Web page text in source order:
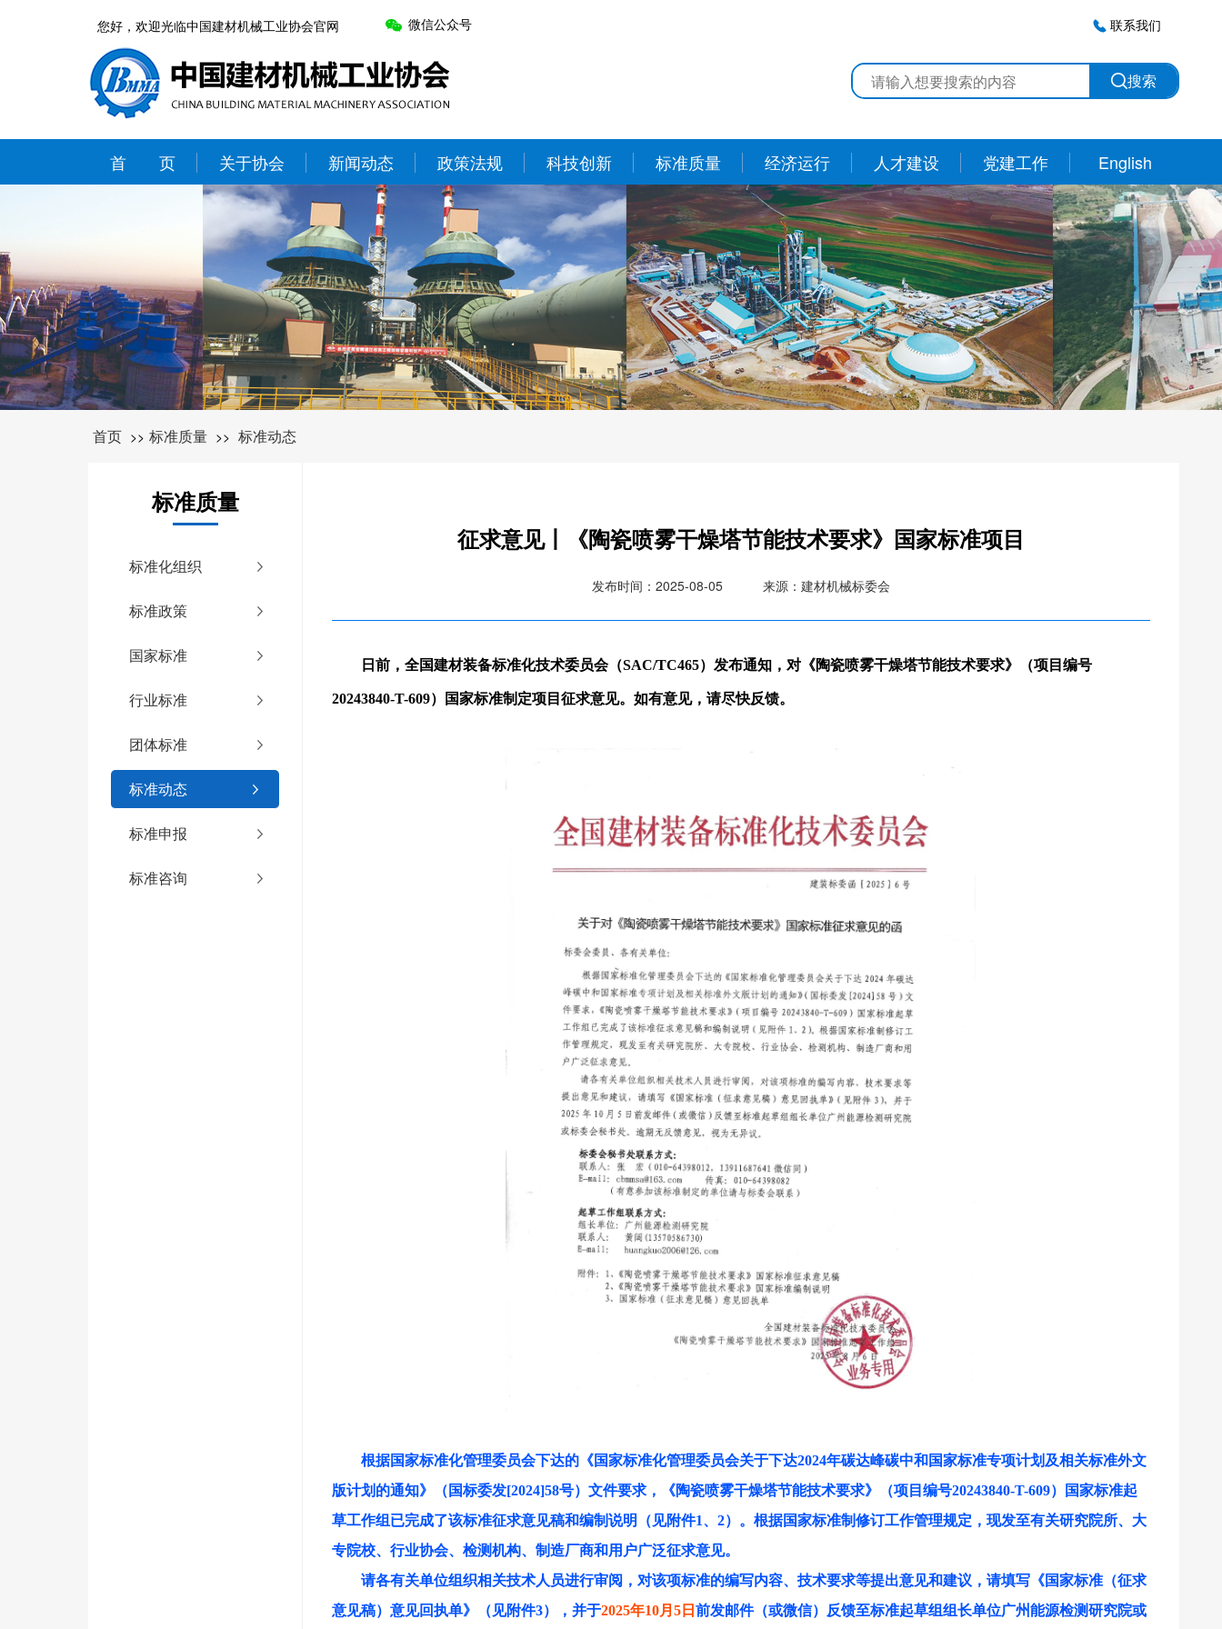
您好，欢迎光临中国建材机械工业协会官网 微信公众号 联系我们
搜索
首 页 关于协会 新闻动态 政策法规 科技创新 标准质量 经济运行 人才建设 党建工作 English
首页 >> 标准质量 >> 标准动态
标准质量
标准化组织
标准政策
国家标准
行业标准
团体标准
标准动态
标准申报
标准咨询
征求意见丨《陶瓷喷雾干燥塔节能技术要求》国家标准项目
发布时间：2025-08-05 来源：建材机械标委会
日前，全国建材装备标准化技术委员会（SAC/TC465）发布通知，对《陶瓷喷雾干燥塔节能技术要求》（项目编号
20243840-T-609）国家标准制定项目征求意见。如有意见，请尽快反馈。
根据国家标准化管理委员会下达的《国家标准化管理委员会关于下达2024年碳达峰碳中和国家标准专项计划及相关标准外文
版计划的通知》（国标委发[2024]58号）文件要求，《陶瓷喷雾干燥塔节能技术要求》（项目编号20243840-T-609）国家标准起
草工作组已完成了该标准征求意见稿和编制说明（见附件1、2）。根据国家标准制修订工作管理规定，现发至有关研究院所、大
专院校、行业协会、检测机构、制造厂商和用户广泛征求意见。
请各有关单位组织相关技术人员进行审阅，对该项标准的编写内容、技术要求等提出意见和建议，请填写《国家标准（征求
意见稿）意见回执单》（见附件3），并于2025年10月 5 日 前发邮件（或微信）反馈至标准起草组组长单位广州能源检测研究院或